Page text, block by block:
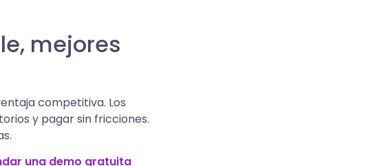
mejores
competitiva. Los
y pagar sin fricciones.
una demo gratuita